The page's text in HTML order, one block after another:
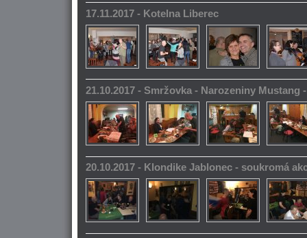
17.11.2017 - Kotelna Liberec
21.10.2017 - Smržovka - Narozeniny Mustang
20.10.2017 - Klondike Jablonec - soukromá